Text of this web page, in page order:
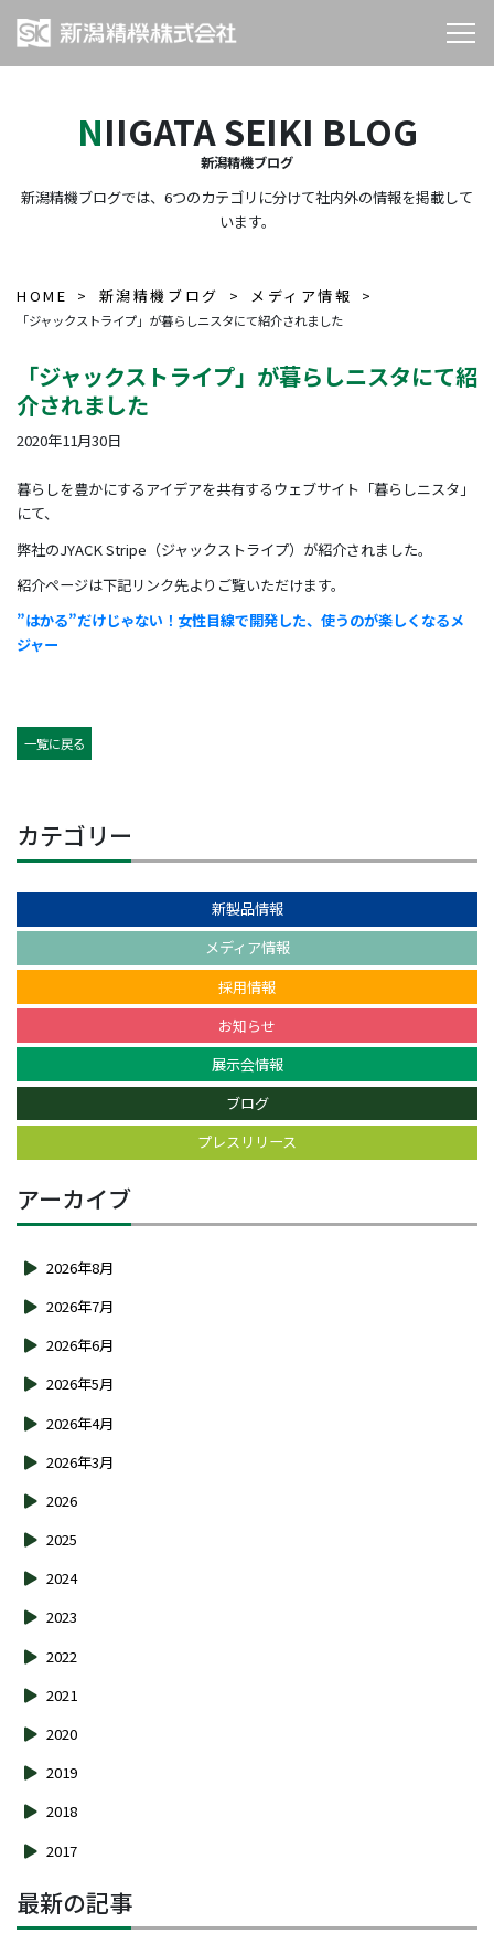
NIIGATA SEIKI BLOG
新潟精機ブログ
新潟精機ブログでは、6つのカテゴリに分けて社内外の情報を掲載して
います。
HOME 新潟精機ブログ メディア情報
「ジャックストライプ」が暮らしニスタにて紹介されました
「ジャックストライプ」が暮らしニスタにて紹
介されました
2020年11月30日
暮らしを豊かにするアイデアを共有するウェブサイト「暮らしニスタ」
にて、
弊社のJYACK Stripe（ジャックストライプ）が紹介されました。
紹介ページは下記リンク先よりご覧いただけます。
”はかる”だけじゃない！女性目線で開発した、使うのが楽しくなるメ
ジャー
一覧に戻る
カテゴリー
新製品情報
メディア情報
採用情報
お知らせ
展示会情報
ブログ
プレスリリース
アーカイブ
2026年8月
2026年7月
2026年6月
2026年5月
2026年4月
2026年3月
2026
2025
2024
2023
2022
2021
2020
2019
2018
2017
最新の記事